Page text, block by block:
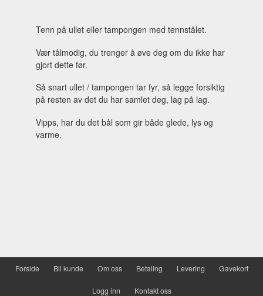
Tenn på ullet eller tampongen med tennstålet.
Vær tålmodig, du trenger å øve deg om du ikke har
gjort dette før.
Så snart ullet / tampongen tar fyr, så legge forsiktig
på resten av det du har samlet deg, lag på lag.
Vipps, har du det bål som gir både glede, lys og
varme.
Forside Bli kunde Om oss Betaling Levering Gavekort
Logg inn Kontakt oss